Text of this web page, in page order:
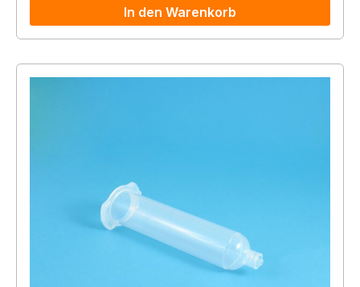
In den Warenkorb